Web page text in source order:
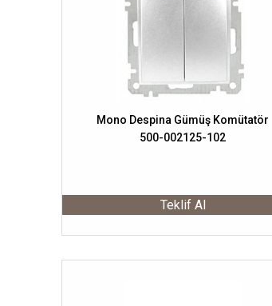
Mono Despina Gümüş Komütatör
500-002125-102
Teklif Al